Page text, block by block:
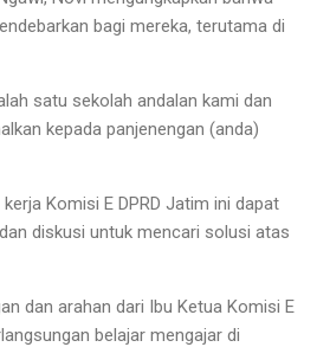
bagi mereka, terutama di
satu sekolah andalan kami dan
kepada panjenengan (anda)
Komisi E DPRD Jatim ini dapat
diskusi untuk mencari solusi atas
dan arahan dari Ibu Ketua Komisi E
belajar mengajar di